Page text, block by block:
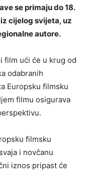
se primaju do 18.
cijelog svijeta, uz
autore.
film ući će u krug od
odabranih
Europsku filmsku
filmu osigurava
filmsku
i novčanu
iznos pripast će